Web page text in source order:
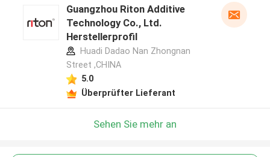
Guangzhou Riton Additive
Technology Co., Ltd.
Herstellerprofil
Huadi Dadao Nan Zhongnan
Street ,CHINA
5.0
Überprüfter Lieferant
Sehen Sie mehr an